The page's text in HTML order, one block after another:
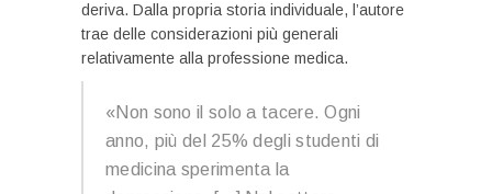
deriva. Dalla propria storia individuale, l’autore
trae delle considerazioni più generali
relativamente alla professione medica.
«Non sono il solo a tacere. Ogni
anno, più del 25% degli studenti di
medicina sperimenta la